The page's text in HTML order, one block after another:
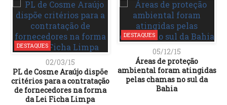
DESTAQUES
02/03/15
PL de Cosme Araújo dispõe
critérios para a contratação
de fornecedores na forma
da Lei Ficha Limpa
DESTAQUES
05/12/15
Áreas de proteção
ambiental foram atingidas
pelas chamas no sul da
Bahia